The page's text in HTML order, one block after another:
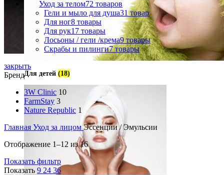
Для детей (18)
Уход за телом72 товаров
Гели и мыло для душа31 товар
Для ног8 товары
Для рук17 товары
Лосьоны / гели /крема9 товары
Скрабы и пилинги7 товары
закрыть
Бренд
3W Clinic 10
FarmStay 3
Nature Republic 1
Главная Уход за лицомЭссенции / Эмульсии
Отображение 1–12 из 16
Показать фильтр
Показать 9 24 36